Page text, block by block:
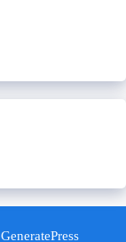
GeneratePress